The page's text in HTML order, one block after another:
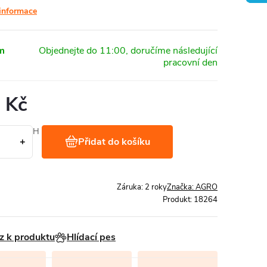
bez DPH
kg Přidat do košíku
Značka:AGRO
Záruka: 2 roky
Produkt: 18264
k produktu Hlídací pes